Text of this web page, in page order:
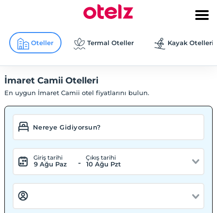
Oteller Termal Oteller Kayak Otelleri
İmaret Camii Otelleri
En uygun İmaret Camii otel fiyatlarını bulun.
Giriş tarihi
9 Ağu Paz -
Çıkış tarihi
10 Ağu Pzt